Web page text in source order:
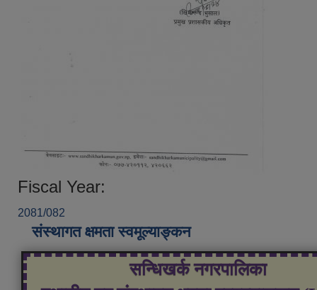
Fiscal Year:
2081/082
संस्थागत क्षमता स्वमूल्याङ्कन
सन्धिखर्क नगरपालिका